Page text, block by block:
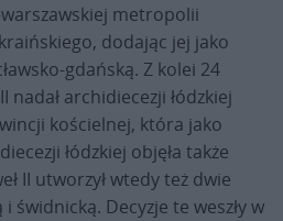
metropolii
dodając jej jako
gdańską. Z kolei 24
nadał archidiecezji łódzkiej
kościelnej, która jako
łódzkiej objęła także
II utworzył wtedy też dwie
świdnicką. Decyzje te weszły w